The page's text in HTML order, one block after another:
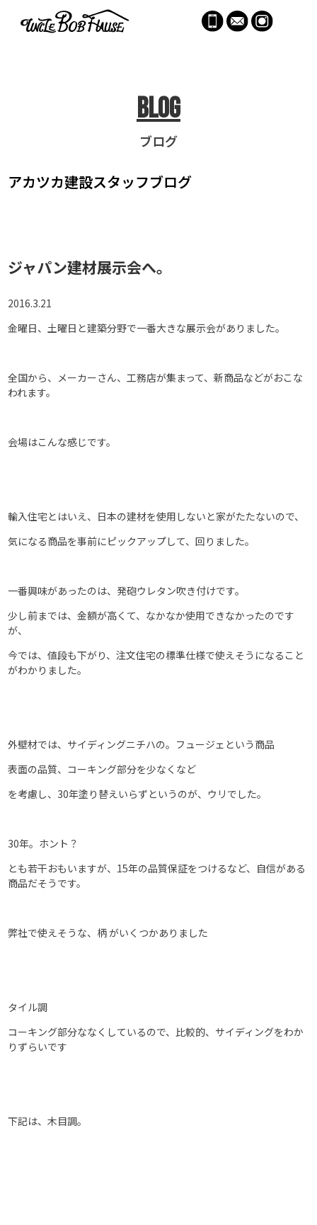
Blog
ブログ
アカツカ建設スタッフブログ
ジャパン建材展示会へ。
2016.3.21
金曜日、土曜日と建築分野で一番大きな展示会がありました。
全国から、メーカーさん、工務店が集まって、新商品などがおこな
われます。
会場はこんな感じです。
輸入住宅とはいえ、日本の建材を使用しないと家がたたないので、
気になる商品を事前にピックアップして、回りました。
一番興味があったのは、発砲ウレタン吹き付けです。
少し前までは、金額が高くて、なかなか使用できなかったのです
が、
今では、値段も下がり、注文住宅の標準仕様で使えそうになること
がわかりました。
外壁材では、サイディングニチハの。フュージェという商品
表面の品質、コーキング部分を少なくなど
を考慮し、30年塗り替えいらずというのが、ウリでした。
30年。ホント？
とも若干おもいますが、15年の品質保証をつけるなど、自信がある
商品だそうです。
弊社で使えそうな、柄 がいくつかありました
タイル調
コーキング部分ななくしているので、比較的、サイディングをわか
りずらいです
下記は、木目調。